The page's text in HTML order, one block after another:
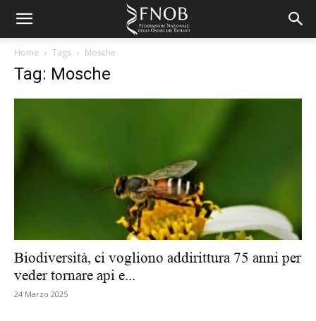
Home Tags Mosche
Tag: Mosche
Biodiversità, ci vogliono addirittura 75 anni per
veder tornare api e...
24 Marzo 2025